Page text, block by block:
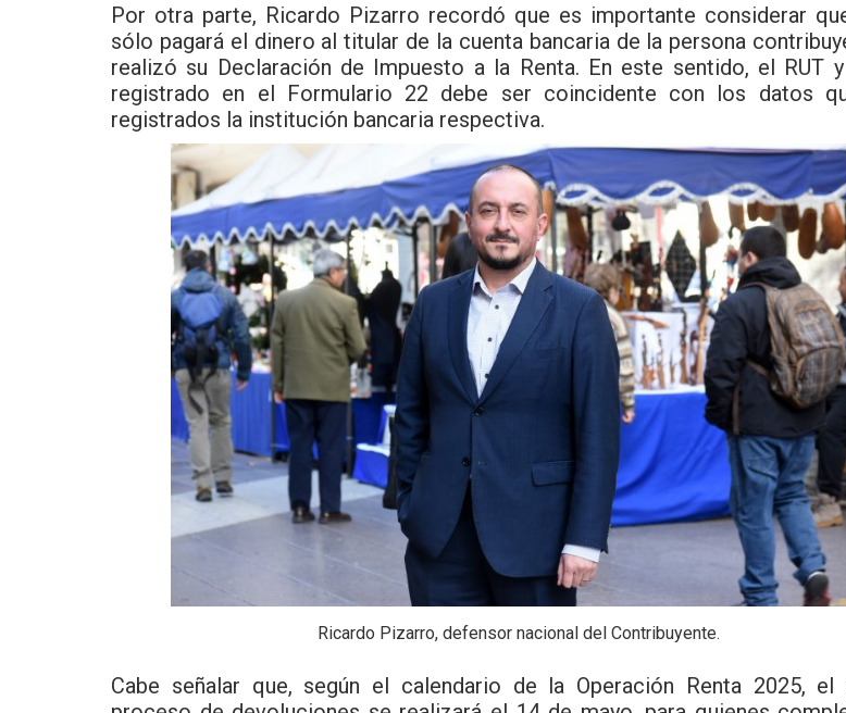
Por otra parte, Ricardo Pizarro recordó que es importante considerar
sólo pagará el dinero al titular de la cuenta bancaria de la persona
realizó su Declaración de Impuesto a la Renta. En este sentido, el RUT
registrado en el Formulario 22 debe ser coincidente con los datos
registrados la institución bancaria respectiva.
Ricardo Pizarro, defensor nacional del Contribuyente.
Cabe señalar que, según el calendario de la Operación Renta 2025, el